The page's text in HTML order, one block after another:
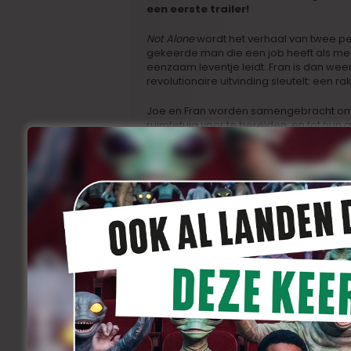
een eerste trailer!
Not Alonewordt het verhaal van twee
gekeerde man die een job heeft als
eenzaam leventje leidt. Fran is dan
revolutionaire uitvinding sleutelt: een
Joe en Fran worden samengebracht
ruimtetuig voor te bereiden, en tot hun
hun beiden. Het enige probleem is
Hun schuchtere geflirt zal ook nog
aarde landen, drie buitenaardse
vlucht voor Zandro, een ijverige maar
drietal beseft al snel dat ze maar één
geboorteplaneet: de plantenraket van